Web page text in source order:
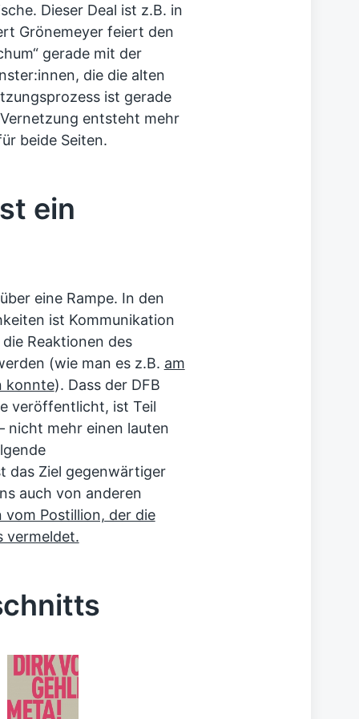
Dieser Deal ist z.B. in
Grönemeyer feiert den
gerade mit der
die die alten
ist gerade
entsteht mehr
beide Seiten.
ein
eine Rampe. In den
ist Kommunikation
Reaktionen des
(wie man es z.B. am
konnte). Dass der DFB
veröffentlicht, ist Teil
nicht mehr einen lauten
das Ziel gegenwärtiger
auch von anderen
Postillion, der die
vermeldet.